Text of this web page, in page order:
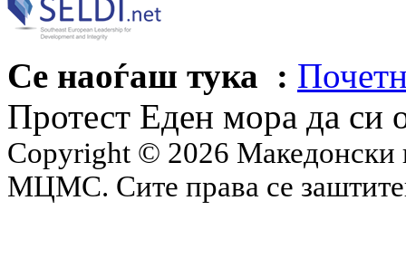
Се наоѓаш тука :
Протест Еден мора да си
Copyright © 2026 Македонски
МЦМС. Сите права се